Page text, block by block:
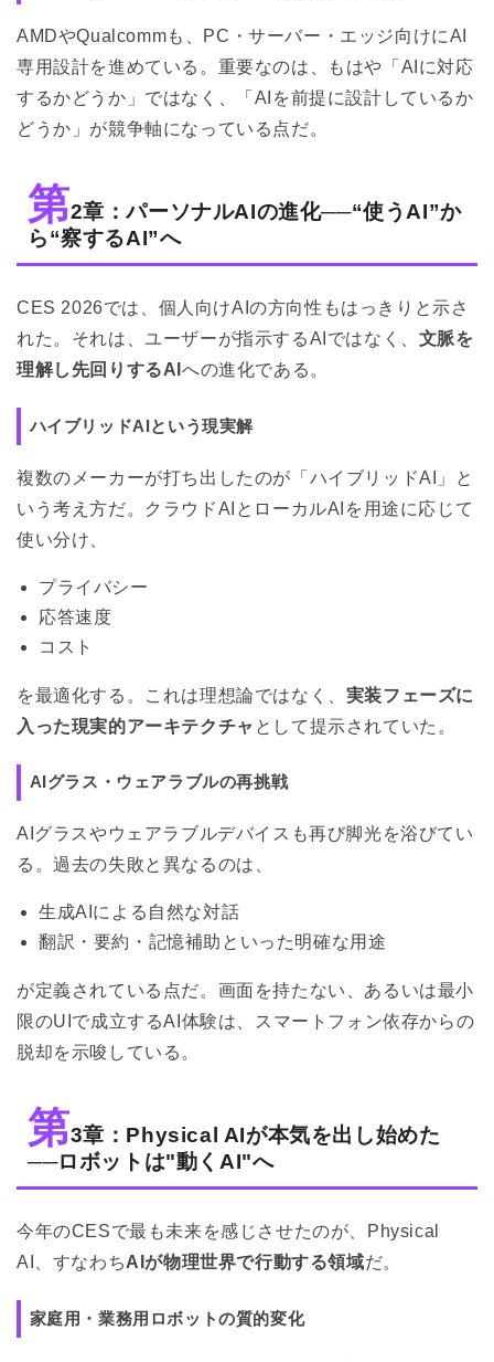
AMDやQualcommも、PC・サーバー・エッジ向けにAI
専用設計を進めている。重要なのは、もはや「AIに対応
するかどうか」ではなく、「AIを前提に設計しているか
どうか」が競争軸になっている点だ。
第2章：パーソナルAIの進化──“使うAI”か
ら“察するAI”へ
CES 2026では、個人向けAIの方向性もはっきりと示さ
れた。それは、ユーザーが指示するAIではなく、 文脈を
理解し先回りするAI への進化である。
ハイブリッドAIという現実解
複数のメーカーが打ち出したのが「ハイブリッドAI」と
いう考え方だ。クラウドAIとローカルAIを用途に応じて
使い分け、
プライバシー
応答速度
コスト
を最適化する。これは理想論ではなく、 実装フェーズに
入った現実的アーキテクチャ として提示されていた。
AIグラス・ウェアラブルの再挑戦
AIグラスやウェアラブルデバイスも再び脚光を浴びてい
る。過去の失敗と異なるのは、
生成AIによる自然な対話
翻訳・要約・記憶補助といった明確な用途
が定義されている点だ。画面を持たない、あるいは最小
限のUIで成立するAI体験は、スマートフォン依存からの
脱却を示唆している。
第3章：Physical AIが本気を出し始めた
──ロボットは"動くAI"へ
今年のCESで最も未来を感じさせたのが、Physical
AI、すなわちAIが物理世界で行動する領域だ。
家庭用・業務用ロボットの質的変化